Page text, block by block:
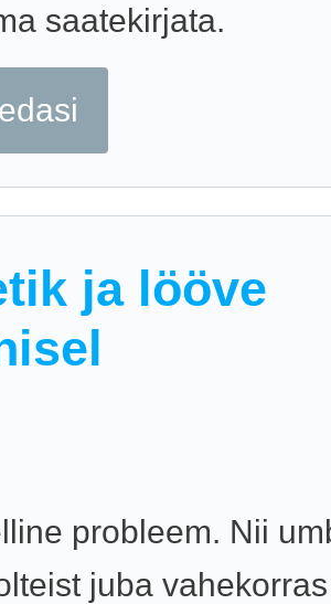
saatekirjata.
ja lööve
probleem. Nii
juba